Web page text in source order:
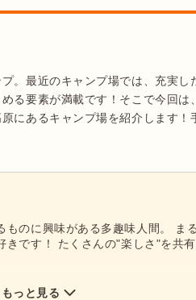
。最近のキャンプ場では、充実し
る要素が満載です！そこで今回は
にあるキャンプ場を紹介します！
ものに興味がある多趣味人間。 ま
きです！ たくさんの"楽しさ"を共
もっと見る